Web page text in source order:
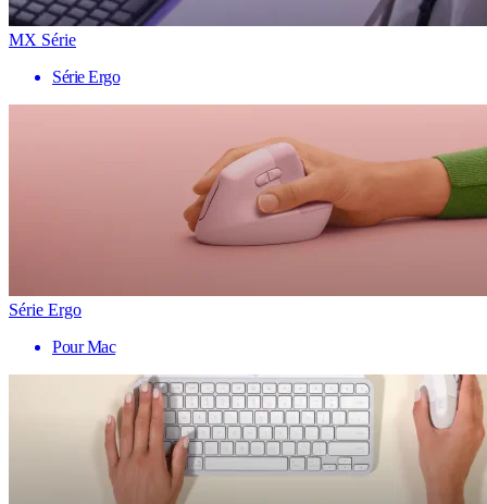
MX Série
Série Ergo
Série Ergo
Pour Mac